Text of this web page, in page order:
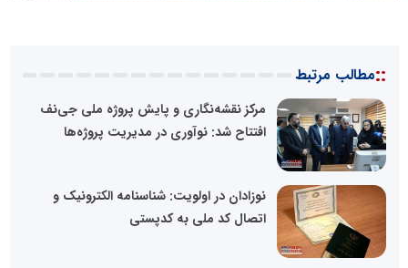
::مطالب مرتبط
مرکز نقشه‌نگاری و پایش پروژه ملی جی‌نف
افتتاح شد: نوآوری در مدیریت پروژه‌ها
نوزادان در اولویت: شناسنامه الکترونیک و
اتصال کد ملی به کدپستی